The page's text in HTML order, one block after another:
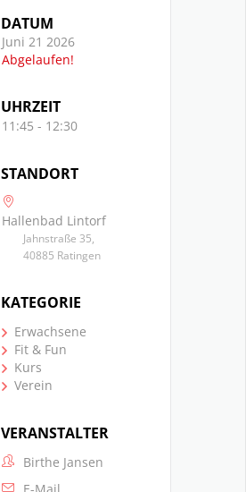
DATUM
Juni 21 2026
Abgelaufen!
UHRZEIT
11:45 - 12:30
STANDORT
Hallenbad Lintorf
Jahnstraße 35,
40885 Ratingen
KATEGORIE
Erwachsene
Fit & Fun
Kurs
Verein
VERANSTALTER
Birthe Jansen
E-Mail